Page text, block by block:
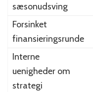
sæsonudsving
Forsinket
finansieringsrunde
Interne
uenigheder om
strategi